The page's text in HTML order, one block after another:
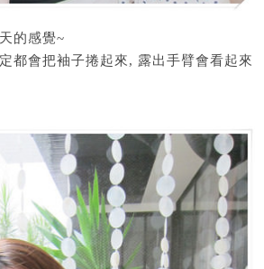
的感覺~
都會把袖子捲起來, 露出手臂會看起來